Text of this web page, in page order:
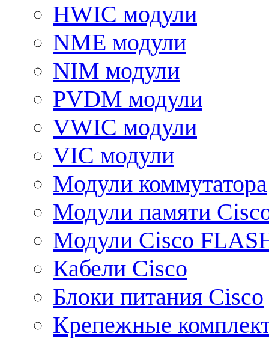
HWIC модули
NME модули
NIM модули
PVDM модули
VWIC модули
VIC модули
Модули коммутатора
Модули памяти
Модули Cisco
Кабели Cisco
Блоки питания Cisco
Крепежные